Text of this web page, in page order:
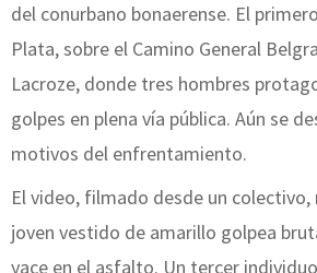
del conurbano bonaerense. El
Plata, sobre el Camino General
Lacroze, donde tres hombres
golpes en plena vía pública. Aún se
motivos del enfrentamiento.
El video, filmado desde un
joven vestido de amarillo golpea
yace en el asfalto. Un tercer